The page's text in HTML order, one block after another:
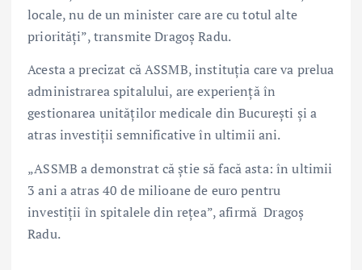
locale, nu de un minister care are cu totul alte
priorități”, transmite Dragoș Radu.
Acesta a precizat că ASSMB, instituția care va prelua
administrarea spitalului, are experiență în
gestionarea unităților medicale din București și a
atras investiții semnificative în ultimii ani.
„ASSMB a demonstrat că știe să facă asta: în ultimii
3 ani a atras 40 de milioane de euro pentru
investiții în spitalele din rețea”, afirmă Dragoș
Radu.